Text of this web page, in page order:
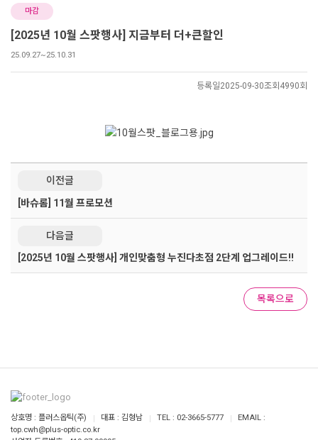
마감
[2025년 10월 스팟행사] 지금부터 더+큰할인
25.09.27~25.10.31
등록일2025-09-30조회 4990회
이전글
[바슈롬] 11월 프로모션
다음글
[2025년 10월 스팟행사] 개인맞춤형 누진다초점 2단계 업그레이드!!
목록으로
상호명 : 플러스옵틱(주) 대표 : 김형남 TEL : 02-3665-5777
EMAIL :
top.cwh@plus-optic.co.kr